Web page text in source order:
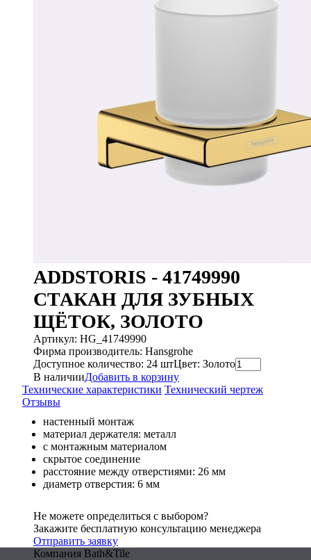
ADDSTORIS - 41749990
СТАКАН ДЛЯ ЗУБНЫХ
ЩЁТОК, ЗОЛОТО
Артикул: HG_41749990
Фирма производитель: Hansgrohe
Доступное количество: 24 штЦвет: Золото
В наличииДобавить в корзину
Технические характеристики Технический чертеж
Отзывы
настенный монтаж
материал держателя: металл
с монтажным материалом
скрытое соединение
расстояние между отверстиями: 26 мм
диаметр отверстия: 6 мм
Не можете определиться с выбором?
Закажите бесплатную консультацию менеджера
Отправить заявку
Компания Bath&Tile